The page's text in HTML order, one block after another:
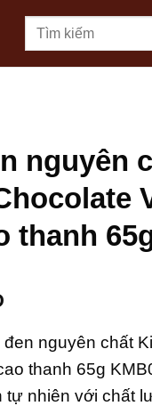
Tìm
nguyên
thanh
nguyên chất
thanh 65g
tự nhiên với chất